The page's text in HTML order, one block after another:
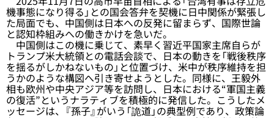
機事態になり得る」との国会答弁を契機に日中関係が緊張し
た局面でも、中国側は日本への反発に留まらず、国際世論
と認知枠組みへの働きかけを急いだ。
中国側はこの機に乗じて、素早く習近平国家主席自らが
トランプ米大統領との電話会談で、日本の動きを「戦後秩序
を揺るがしかねないもの」と位置づけ、米中が秩序維持を担
うかのような構図へ引き寄せようとした。同様に、王毅外
相も欧州や中央アジア等を訪問し、日本における“軍国主義
の復活”というナラティブを積極的に発信した。こうしたメ
ッセージは、『孫子』がいう「詭道」の典型例であり、政策論